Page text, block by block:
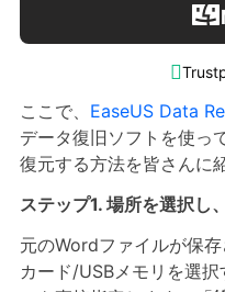

ここで、 EaseUS Data
データ復旧ソフトを使っ
復元する方法を皆さんに
ステップ1. 場所を選択し
元のWordファイルが保
カード/USBメモリを選